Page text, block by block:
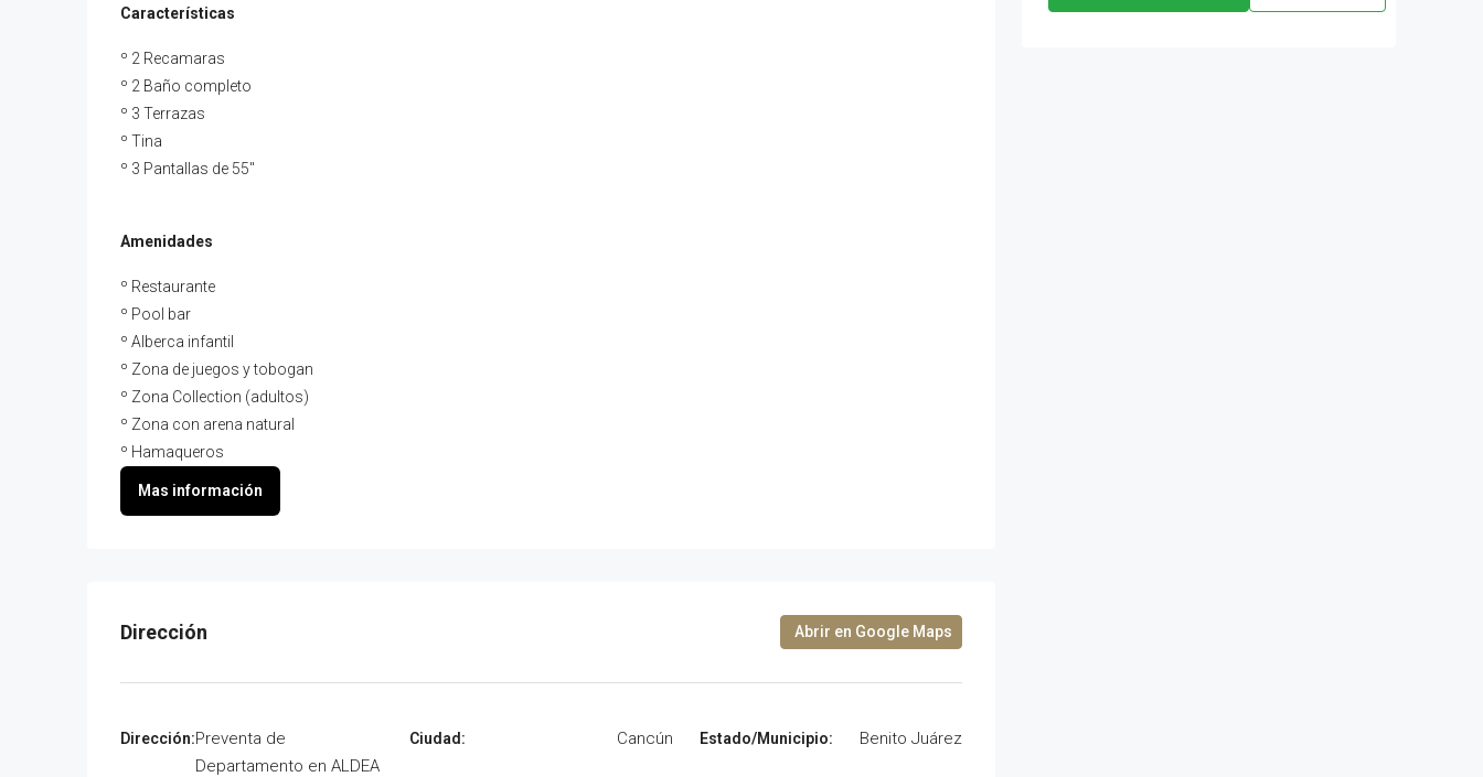
Características
º 2 Recamaras
º 2 Baño completo
º 3 Terrazas
º Tina
º 3 Pantallas de 55″
Amenidades
º Restaurante
º Pool bar
º Alberca infantil
º Zona de juegos y tobogan
º Zona Collection (adultos)
º Zona con arena natural
º Hamaqueros
Preventa de
Departamento en ALDEA
Cancún Benito Juárez